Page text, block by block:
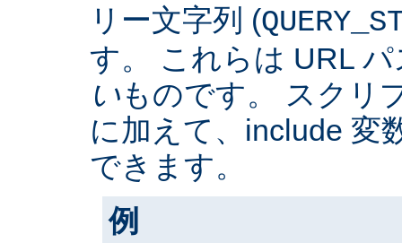
リー文字列 (
す。 これらは URL
いものです。 スクリ
に加えて、include 変
できます。
例